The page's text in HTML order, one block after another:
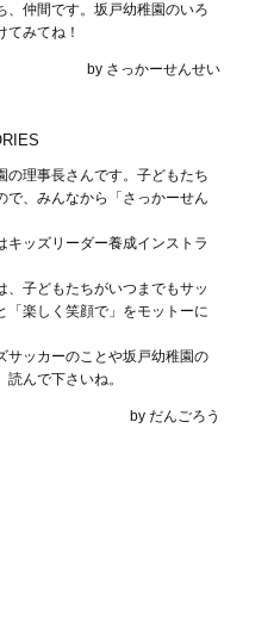
、仲間です。坂戸幼稚園のいろ
てみてね！
by さっかーせんせい
の理事長さんです。子どもたち
で、みんなから「さっかーせん
キッズリーダー養成インストラ
子どもたちがいつまでもサッ
「楽しく笑顔で」をモットーに
サッカーのことや坂戸幼稚園の
んで下さいね。
by だんごろう